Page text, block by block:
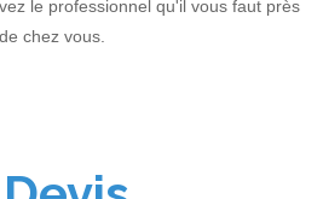
le professionnel qu'il vous faut près
de chez vous.